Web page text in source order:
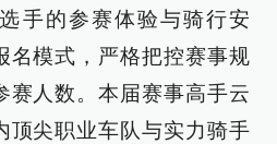
手的参赛体验与骑行安
名模式，严格把控赛事规
赛人数。本届赛事高手云
顶尖职业车队与实力骑手